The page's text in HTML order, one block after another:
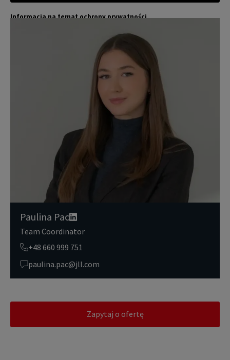
Informacja na temat ochrony prywatności
iązanymi jest wiodącym globalnym dostawcą usług w zakresie zar
ządzania nieruchomościami i inwestycjami. Poważnie traktujemy
obowiązek ochrony przekazywanych nam danych osobowych.
Dane osobowe, które zbieramy od użytkowników, służą do zapew
nienia im dostępu do portalu magazyny.pl, umożliwienia im korzy
stania z portalu, a także, za ich zgodą, do wysyłania im komunika
Dokładamy wszelkich starań, aby dane osobowe były bezpieczne,
zapewniamy odpowiedni poziom ich ochrony i przechowujemy je
tylko przez czas niezbędny do realizacji zapytania z uzasadnionyc
h powodów biznesowych lub prawnych. Następnie usuwamy je w s
posób bezpieczny i pewny. Aby uzyskać więcej informacji na temat
danych osobowych przetwarzanych przez JLL, prosimy zapoznać
zasadami ochrony prywatności.
Paulina Pac
Team Coordinator
+48 660 999 751
paulina.pac@jll.com
Zapytaj o ofertę